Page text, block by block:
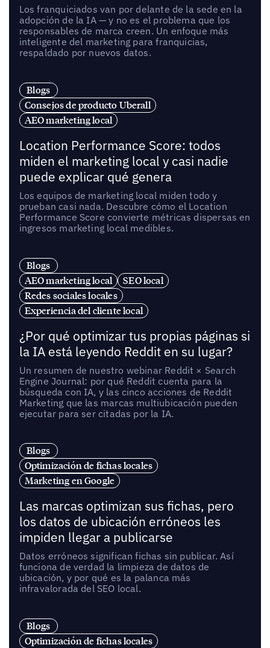
Los franquiciados van por delante de la sede en la
adopción de la IA — y no es el problema que los
responsables de marca creen. Un enfoque más
inteligente del marketing para franquicias,
respaldado por nuevos datos.
Blogs
Consejos de producto Uberall
AEO marketing local
Location Performance Score: todos
miden el marketing local y casi nadie
puede explicar qué genera
Los equipos de marketing local miden todo y
prueban casi nada. Descubre cómo el Location
Performance Score convierte métricas dispersas en
ingresos marketing local medibles.
Blogs
AEO marketing local
SEO local
Redes sociales locales
Experiencia del cliente local
¿Por qué optimizar tus propias páginas si
la IA está leyendo Reddit en su lugar?
Un resumen de nuestro webinar Reddit × Search
Engine Journal: por qué Reddit cuenta para la
búsqueda con IA, y las cinco acciones de Reddit
Marketing que las marcas multiubicación pueden
ejecutar para ser citadas por la IA.
Blogs
Optimización de fichas locales
Marketing en Google
Las marcas optimizan sus fichas, pero
los datos de ubicación erróneos les
impiden llegar a publicarse
Datos erróneos significan fichas sin publicar. Así
funciona de verdad la limpieza de datos de
ubicación, y por qué es la palanca más
infravalorada del SEO local.
Blogs
Optimización de fichas locales